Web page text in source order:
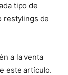
tipo de
restylings de
a la venta
este artículo.